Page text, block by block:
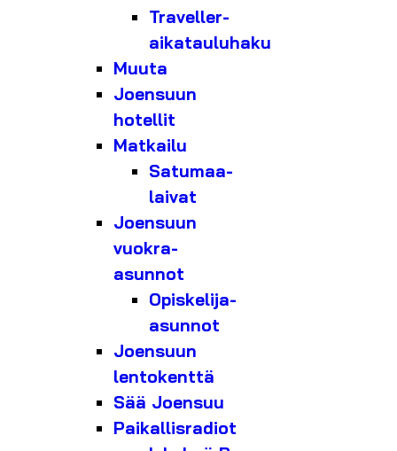
Traveller-
aikatauluhaku
Muuta
Joensuun
hotellit
Matkailu
Satumaa-
laivat
Joensuun
vuokra-
asunnot
Opiskelija-
asunnot
Joensuun
lentokenttä
Sää Joensuu
Paikallisradiot